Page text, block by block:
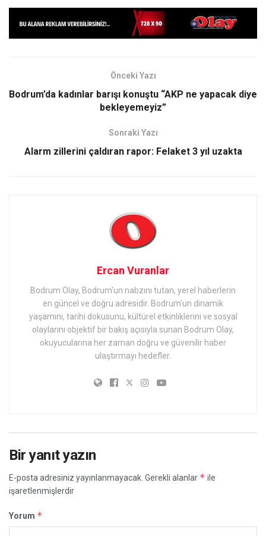
Önceki Yazı
Bodrum’da kadınlar barışı konuştu “AKP ne yapacak diye
bekleyemeyiz”
Sonraki Yazı
Alarm zillerini çaldıran rapor: Felaket 3 yıl uzakta
Ercan Vuranlar
Bodrum Olay, Bodrum'un nabzını tutan, yerel haberlerin
en güncel ve doğru adresidir. Bodrum'un dinamik
yaşamını, tarihi dokusunu, kültürel etkinliklerini ve sosyal
olaylarını objektif bir bakış açısıyla sunan Bodrum Olay,
okuyucularına her zaman doğru ve güvenilir haber
ulaştırmayı hedefler.
Bir yanıt yazın
E-posta adresiniz yayınlanmayacak. Gerekli alanlar * ile
işaretlenmişlerdir
Yorum *